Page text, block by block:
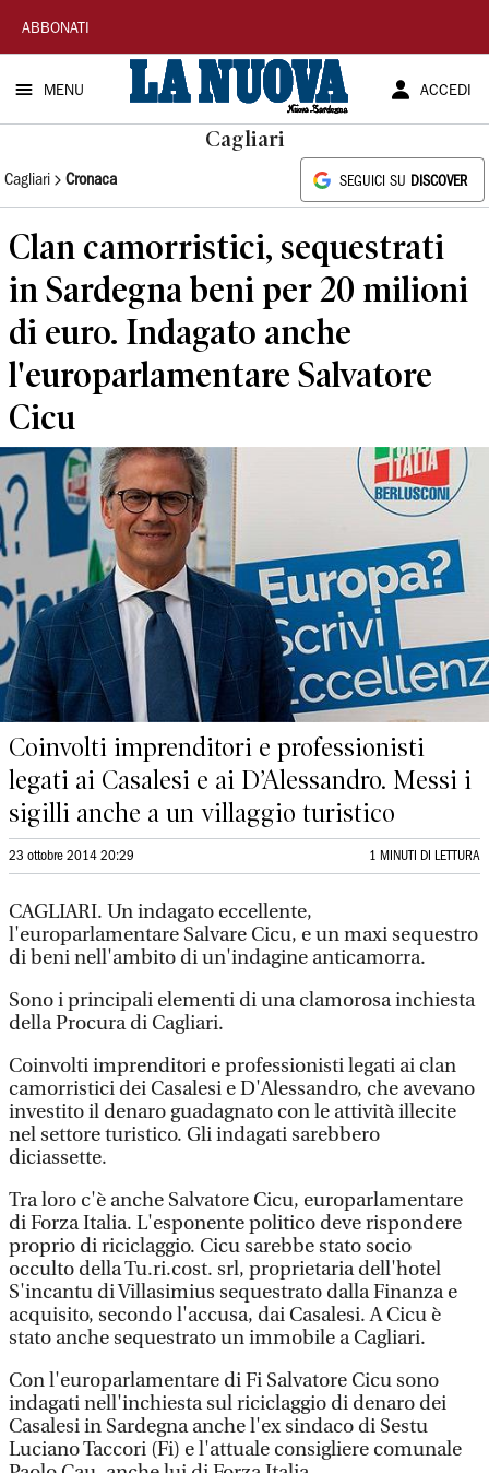
La
Nuova
Sardegna
ABBONATI
MENU ACCEDI
Cagliari
Cagliari Cronaca SEGUICI SU DISCOVER
Clan camorristici, sequestrati
in Sardegna beni per 20 milioni
di euro. Indagato anche
l'europarlamentare Salvatore
Cicu
Coinvolti imprenditori e professionisti
legati ai Casalesi e ai D’Alessandro. Messi i
sigilli anche a un villaggio turistico
23 ottobre 2014 20:29 1 MINUTI DI LETTURA
CAGLIARI. Un indagato eccellente,
l'europarlamentare Salvare Cicu, e un maxi sequestro
di beni nell'ambito di un'indagine anticamorra.
Sono i principali elementi di una clamorosa inchiesta
della Procura di Cagliari.
Coinvolti imprenditori e professionisti legati ai clan
camorristici dei Casalesi e D'Alessandro, che avevano
investito il denaro guadagnato con le attività illecite
nel settore turistico. Gli indagati sarebbero
diciassette.
Tra loro c'è anche Salvatore Cicu, europarlamentare
di Forza Italia. L'esponente politico deve rispondere
proprio di riciclaggio. Cicu sarebbe stato socio
occulto della Tu.ri.cost. srl, proprietaria dell'hotel
S'incantu di Villasimius sequestrato dalla Finanza e
acquisito, secondo l'accusa, dai Casalesi. A Cicu è
stato anche sequestrato un immobile a Cagliari.
Con l'europarlamentare di Fi Salvatore Cicu sono
indagati nell'inchiesta sul riciclaggio di denaro dei
Casalesi in Sardegna anche l'ex sindaco di Sestu
Luciano Taccori (Fi) e l'attuale consigliere comunale